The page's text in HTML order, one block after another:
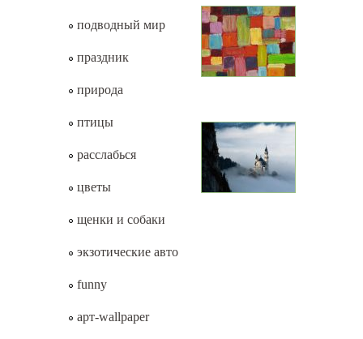
подводный мир
праздник
природа
птицы
расслабься
цветы
щенки и собаки
экзотические авто
funny
арт-wallpaper